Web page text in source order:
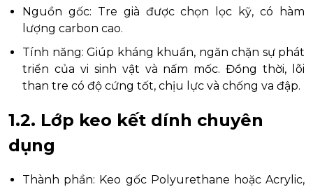
Nguồn gốc: Tre già được chọn lọc kỹ, có hàm
lượng carbon cao.
Tính năng: Giúp kháng khuẩn, ngăn chặn sự phát
triển của vi sinh vật và nấm mốc. Đồng thời, lõi
than tre có độ cứng tốt, chịu lực và chống va đập.
1.2. Lớp keo kết dính chuyên
dụng
Thành phần: Keo gốc Polyurethane hoặc Acrylic,